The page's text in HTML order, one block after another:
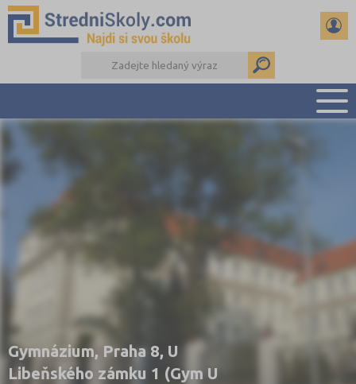
DŮLEŽITÉ TERMÍNY
REFERÁTY A SEMINÁRKY
DALŠÍ DRUHY ŠKOL
Gymnázium, Praha 8, U
Libeňského zámku 1 (Gym U